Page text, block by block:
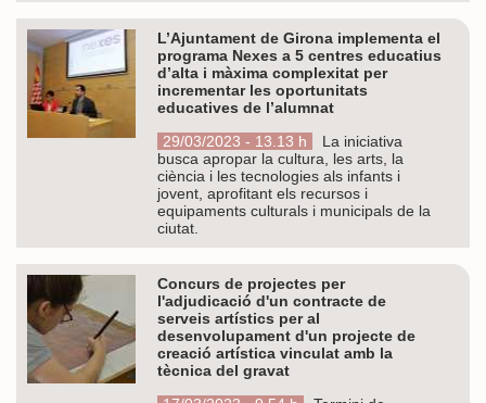
L’Ajuntament de Girona implementa el
programa Nexes a 5 centres educatius
d’alta i màxima complexitat per
incrementar les oportunitats
educatives de l’alumnat
29/03/2023 - 13.13 h
La iniciativa
busca apropar la cultura, les arts, la
ciència i les tecnologies als infants i
jovent, aprofitant els recursos i
equipaments culturals i municipals de la
ciutat.
Concurs de projectes per
l'adjudicació d'un contracte de
serveis artístics per al
desenvolupament d'un projecte de
creació artística vinculat amb la
tècnica del gravat